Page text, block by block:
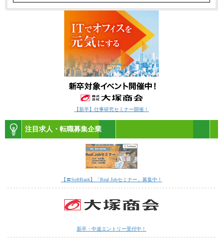
【新卒】仕事研究セミナー開催！
注目求人・転職募集企業
【〓SoftBank】「Real Jobセミナー」募集中！
新卒・中途エントリー受付中！